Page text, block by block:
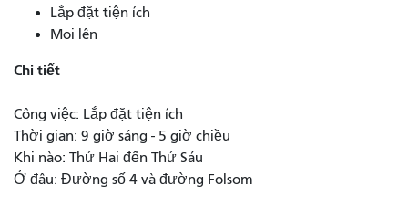
Lắp đặt tiện ích
Moi lên
Chi tiết
Công việc: Lắp đặt tiện ích
Thời gian: 9 giờ sáng - 5 giờ chiều
Khi nào: Thứ Hai đến Thứ Sáu
Ở đâu: Đường số 4 và đường Folsom